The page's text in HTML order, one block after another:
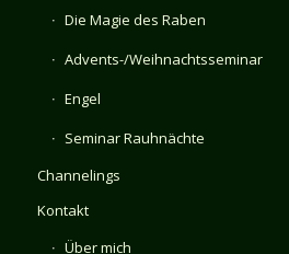
Die Magie des Raben
Advents-/Weihnachtsseminar
Engel
Seminar Rauhnächte
Channelings
Kontakt
Über mich